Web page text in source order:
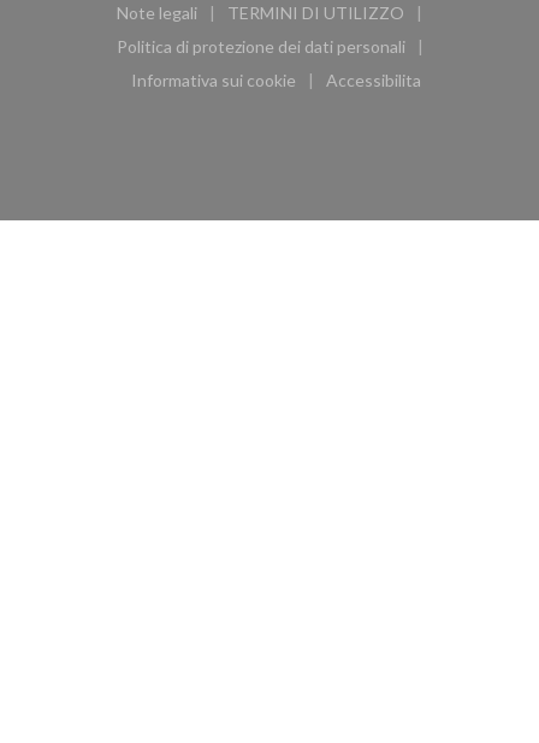
Note legali
((apre una nuova finestra))
TERMINI DI UTILIZZO
((apre una nuova finestra))
Politica di protezione dei dati personali
((apre una nuova finestra))
Informativa sui cookie
((apre una nuova finestra))
Accessibilita